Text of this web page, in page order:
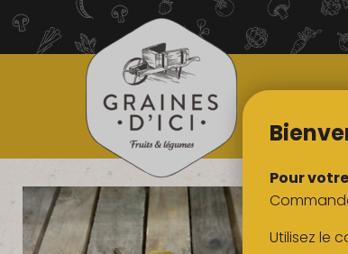
Pour
Utilisez le